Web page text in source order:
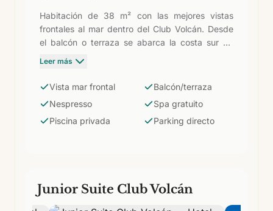
Habitación de 38 m² con las mejores vistas
frontales al mar dentro del Club Volcán. Desde
el balcón o terraza se abarca la costa sur de
Lanzarote sin obstáculos. Incluye todos los
gratuito al spa y circuito termal, piscina privada
en el restaurante La Vegueta, tea time y
mixology, camas balinesas, solárium, parking
Leer más
Vista mar frontal
Balcón/terraza
Nespresso
Spa gratuito
Piscina privada
Parking directo
Junior Suite Club Volcán